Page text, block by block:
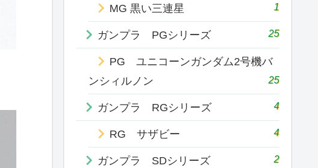
MG 黒い三連星 1
ガンプラ PGシリーズ 25
PG ユニコーンガンダム2号機バ
ンシィルノン
25
ガンプラ RGシリーズ 4
RG サザビー 4
ガンプラ SDシリーズ 2